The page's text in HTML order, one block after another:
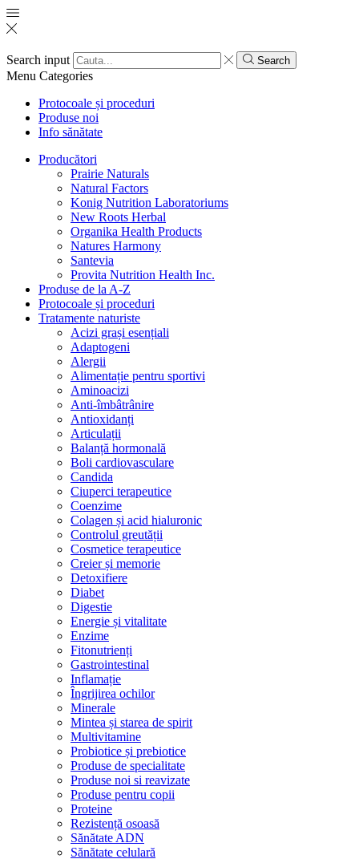
Search input Search
Menu Categories
Protocoale și proceduri
Produse noi
Info sănătate
Producători
Prairie Naturals
Natural Factors
Konig Nutrition Laboratoriums
New Roots Herbal
Organika Health Products
Natures Harmony
Santevia
Provita Nutrition Health Inc.
Produse de la A-Z
Protocoale și proceduri
Tratamente naturiste
Acizi grași esențiali
Adaptogeni
Alergii
Alimentație pentru sportivi
Aminoacizi
Anti-îmbâtrânire
Antioxidanți
Articulații
Balanță hormonală
Boli cardiovasculare
Candida
Ciuperci terapeutice
Coenzime
Colagen și acid hialuronic
Controlul greutății
Cosmetice terapeutice
Creier și memorie
Detoxifiere
Diabet
Digestie
Energie și vitalitate
Enzime
Fitonutrienți
Gastrointestinal
Inflamație
Îngrijirea ochilor
Minerale
Mintea și starea de spirit
Multivitamine
Probiotice și prebiotice
Produse de specialitate
Produse noi si reavizate
Produse pentru copii
Proteine
Rezistență osoasă
Sănătate ADN
Sănătate celulară